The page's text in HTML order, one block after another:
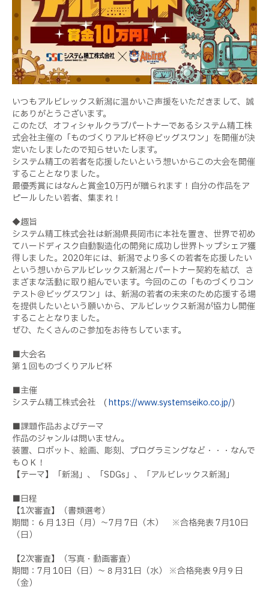
いつもアルビレックス新潟に温かいご声援をいただきまして、誠
にありがとうございます。
このたび、オフィシャルクラブパートナーであるシステム精工株
式会社主催の「ものづくりアルビ杯＠ビッグスワン」を開催が決
定いたしましたので知らせいたします。
システム精工の若者を応援したいという想いからこの大会を開催
することとなりました。
最優秀賞にはなんと賞金10万円が贈られます！自分の作品をア
ピールしたい若者、集まれ！
◆趣旨
システム精工株式会社は新潟県長岡市に本社を置き、世界で初め
てハードディスク自動製造化の開発に成功し世界トップシェア獲
得しました。2020年には、新潟でより多くの若者を応援したい
という想いからアルビレックス新潟とパートナー契約を結び、さ
まざまな活動に取り組んでいます。今回のこの「ものづくりコン
テスト＠ビッグスワン」は、新潟の若者の未来のため応援する場
を提供したいという願いから、アルビレックス新潟が協力し開催
することとなりました。
ぜひ、たくさんのご参加をお待ちしています。
■大会名
第１回ものづくりアルビ杯
■主催
システム精工株式会社 (https://www.systemseiko.co.jp/)
■課題作品およびテーマ
作品のジャンルは問いません。
装置、ロボット、絵画、彫刻、プログラミングなど・・・なんで
もＯＫ！
【テーマ】「新潟」、「SDGs」、「アルビレックス新潟」
■日程
【1次審査】（書類選考）
期間：６月 13日（月）～7月 7日（木） ※合格発表 7月10日
（日）
【2次審査】（写真・動画審査）
期間：7月 10日（日）～８月31日（水） ※合格発表 9月９日
（金）